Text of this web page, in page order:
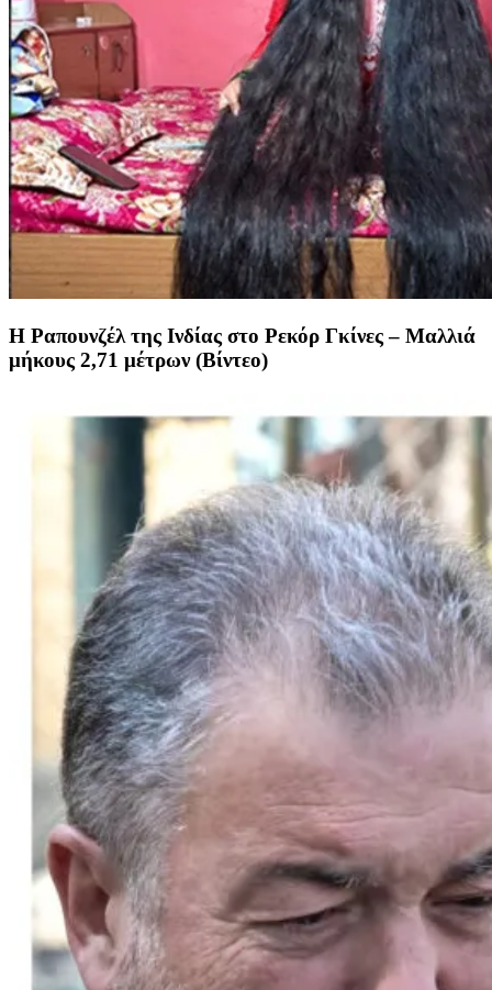
Η Ραπουνζέλ της Ινδίας στο Ρεκόρ Γκίνες – Μαλλιά
μήκους 2,71 μέτρων (Βίντεο)